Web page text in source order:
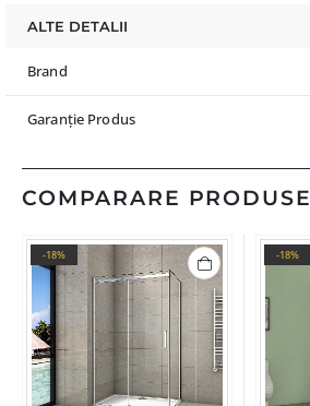
ALTE DETALII
Brand
Garanție Produs
COMPARARE PRODUSE
-18% -18%